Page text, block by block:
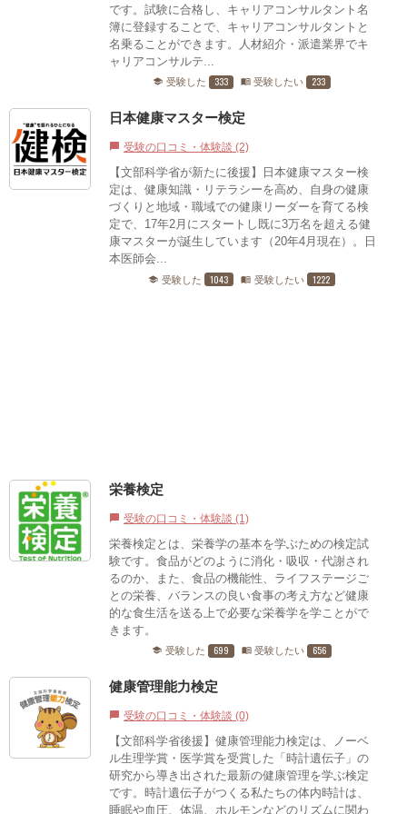
です。試験に合格し、キャリアコンサルタント名
簿に登録することで、キャリアコンサルタントと
名乗ることができます。人材紹介・派遣業界でキ
ャリアコンサルテ...
school 受験した 333 menu_book 受験したい 233
日本健康マスター検定
chat_bubble 受験の口コミ・体験談 (2)
【文部科学省が新たに後援】日本健康マスター検
定は、健康知識・リテラシーを高め、自身の健康
づくりと地域・職域での健康リーダーを育てる検
定で、17年2月にスタートし既に3万名を超える健
康マスターが誕生しています（20年4月現在）。日
本医師会...
school 受験した 1043 menu_book 受験したい 1222
栄養検定
chat_bubble 受験の口コミ・体験談 (1)
栄養検定とは、栄養学の基本を学ぶための検定試
験です。食品がどのように消化・吸収・代謝され
るのか、また、食品の機能性、ライフステージご
との栄養、バランスの良い食事の考え方など健康
的な食生活を送る上で必要な栄養学を学ことがで
きます。
school 受験した 699 menu_book 受験したい 656
健康管理能力検定
chat_bubble 受験の口コミ・体験談 (0)
【文部科学省後援】健康管理能力検定は、ノーベ
ル生理学賞・医学賞を受賞した「時計遺伝子」の
研究から導き出された最新の健康管理を学ぶ検定
です。時計遺伝子がつくる私たちの体内時計は、
睡眠や血圧、体温、ホルモンなどのリズムに関わ